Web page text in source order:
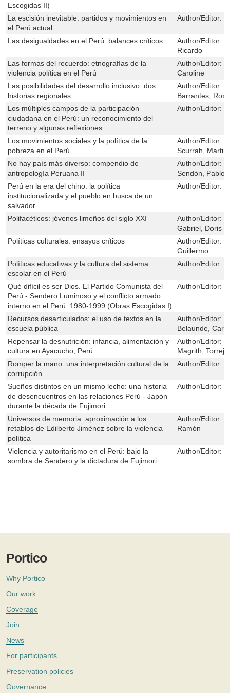
Escogidas II)
La escisión inevitable: partidos y movimientos en
el Perú actual
Author/Editor:
Las desigualdades en el Perú: balances críticos Author/Editor:
Ricardo
Las formas del recuerdo: etnografías de la
violencia política en el Perú
Author/Editor:
Caroline
Las posibilidades del desarrollo inclusivo: dos
historias regionales
Author/Editor:
Barrantes,
Los múltiples campos de la participación
ciudadana en el Perú: un reconocimiento del
terreno y algunas reflexiones
Author/Editor:
Los movimientos sociales y la política de la
pobreza en el Perú
Author/Editor:
Scurrah,
No hay país más diverso: compendio de
antropología Peruana II
Author/Editor:
Sendón, Pablo;
Perú en la era del chino: la política
institucionalizada y el pueblo en busca de un
salvador
Author/Editor:
Polifacéticos: jóvenes limeños del siglo XXI Author/Editor:
Gabriel, Doris
Políticas culturales: ensayos críticos
Author/Editor:
Guillermo
Políticas educativas y la cultura del sistema
escolar en el Perú
Author/Editor:
Qué difícil es ser Dios. El Partido Comunista del
Perú - Sendero Luminoso y el conflicto armado
interno en el Perú: 1980-1999 (Obras Escogidas I)
Author/Editor:
Recursos desarticulados: el uso de textos en la
escuela pública
Author/Editor:
Belaunde,
Repensar la desnutrición: infancia, alimentación y
cultura en Ayacucho, Perú
Author/Editor:
Magrith;
Romper la mano: una interpretación cultural de la
corrupción
Author/Editor:
Sueños distintos en un mismo lecho: una historia
de desencuentros en las relaciones Perú - Japón
durante la década de Fujimori
Author/Editor:
Universos de memoria: aproximación a los
retablos de Edilberto Jiménez sobre la violencia
política
Author/Editor:
Ramón
Violencia y autoritarismo en el Perú: bajo la
sombra de Sendero y la dictadura de Fujimori
Author/Editor:
Portico
Why Portico
Our work
Coverage
Join
News
For participants
Preservation policies
Governance